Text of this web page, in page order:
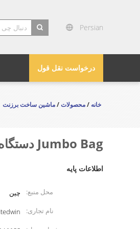
Persian
درخواست نقل قول
خانه/محصولات/ماشین ساخت برزنت
Jumbo Bag دستگاه پرس هیدرولیک بالینگ اتوماتیک برای فروش عمودی
اطلاعات پایه
محل منبع:
چین
نام تجاری: